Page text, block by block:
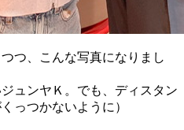
つ、こんな写真になりまし
ュンヤＫ。でも、ディスタン
っつかないように）